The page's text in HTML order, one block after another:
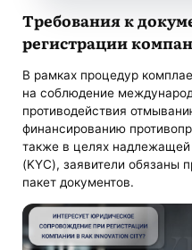
Требования к
регистрации
В рамках процедур
на соблюдение
противодействия
финансированию
также в целях надлежащей
(KYC), заявители обязаны
пакет документов.